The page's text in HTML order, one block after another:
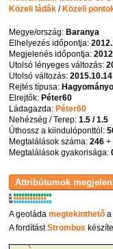
Közeli ládák / Közeli
Megye/ország: Baranya
Elhelyezés időpontja:
Megjelenés időpontja:
Utolsó lényeges változás:
Utolsó változás:
Rejtés típusa:
Elrejtők: Péter60
Ládagazda: Péter60
Nehézség / Terep:1.5 / 1.5
Úthossz a kiindulóponttól:
Megtalálások száma:246 +
Megtalálások gyakorisága:
K
R
W
A geoládamegtekinthető a
A fordítástStrombus